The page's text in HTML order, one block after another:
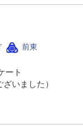
前東
ート
いました）